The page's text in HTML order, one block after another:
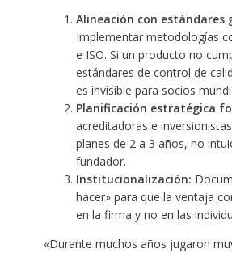
Alineación con estándares
Implementar metodologías
e ISO. Si un producto no
estándares de control de
es invisible para socios
Planificación estratégica
acreditadoras e
planes de 2 a 3 años, no
fundador.
Institucionalización:
hacer» para que la ventaja
en la firma y no en las
«Durante muchos años jugaron